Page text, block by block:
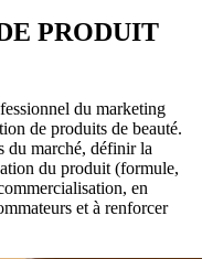
PRODUIT
du marketing
de produits de beauté.
du marché, définir la
du produit (formule,
en
et à renforcer